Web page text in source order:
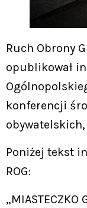
Ruch Obrony
opublikował
konferencji
obywatelskich,
Poniżej tekst
ROG:
„MIASTECZKO